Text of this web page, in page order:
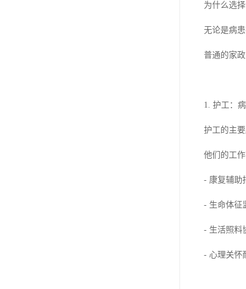
为什么选
无论是病
普通的家
1. 护工：
护工的主
他们的工
- 康复辅助
- 生命体征
- 生活照料
- 心理关怀